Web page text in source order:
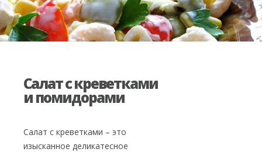
Салат с креветками
и помидорами
Салат с креветками – это
изысканное деликатесное